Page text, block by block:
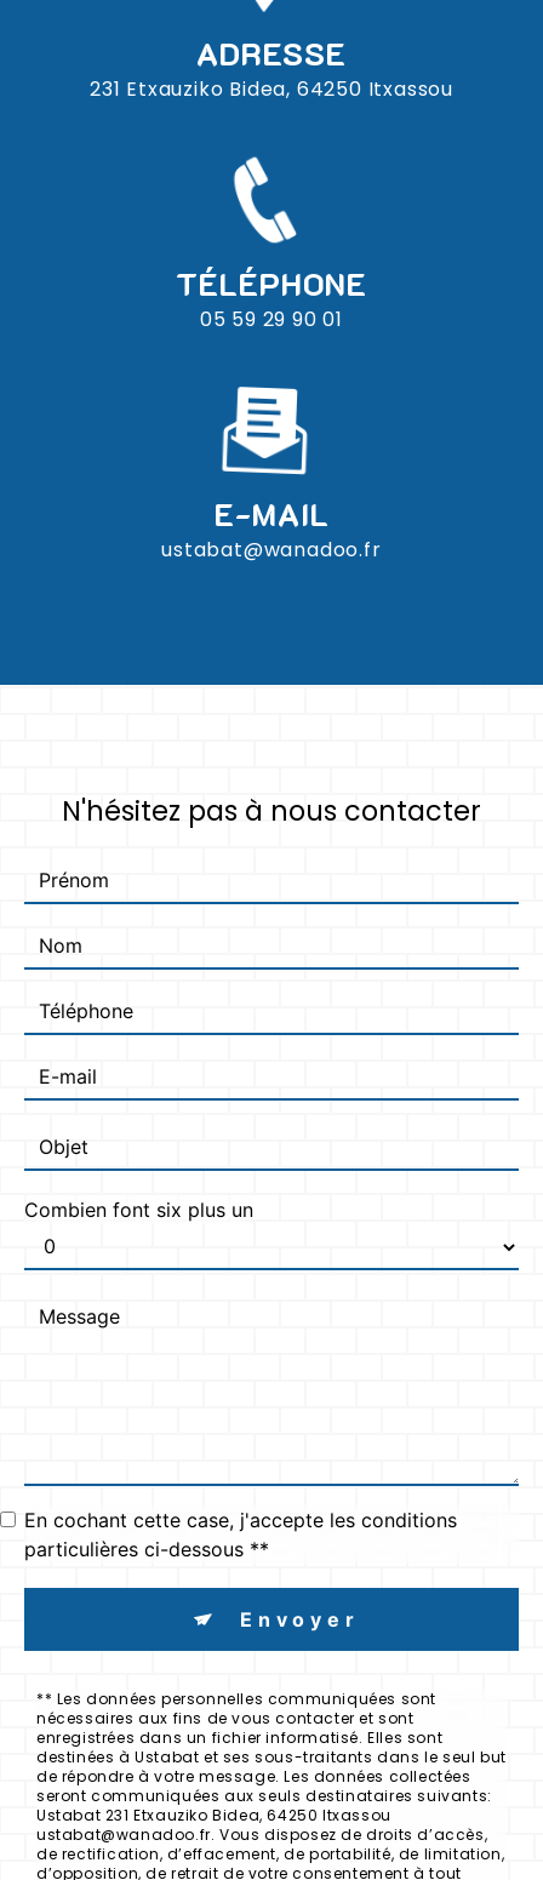
ADRESSE
231 Etxauziko Bidea, 64250 Itxassou
TÉLÉPHONE
05 59 29 90 01
E-MAIL
ustabat@wanadoo.fr
N'hésitez pas à nous contacter
Combien font six plus un
En cochant cette case, j'accepte les conditions
particulières ci-dessous **
Envoyer
** Les données personnelles communiquées sont
nécessaires aux fins de vous contacter et sont
enregistrées dans un fichier informatisé. Elles sont
destinées à Ustabat et ses sous-traitants dans le seul but
de répondre à votre message. Les données collectées
seront communiquées aux seuls destinataires suivants:
Ustabat 231 Etxauziko Bidea, 64250 Itxassou
ustabat@wanadoo.fr. Vous disposez de droits d’accès,
de rectification, d’effacement, de portabilité, de limitation,
d’opposition, de retrait de votre consentement à tout